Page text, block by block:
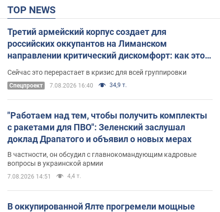
TOP NEWS
Третий армейский корпус создает для
российских оккупантов на Лиманском
направлении критический дискомфорт: как это
удалось
Сейчас это перерастает в кризис для всей группировки
Спецпроект 7.08.2026 16:40 34,9 т.
"Работаем над тем, чтобы получить комплекты
с ракетами для ПВО": Зеленский заслушал
доклад Драпатого и объявил о новых мерах
В частности, он обсудил с главнокомандующим кадровые
вопросы в украинской армии
7.08.2026 14:51 4,4 т.
В оккупированной Ялте прогремели мощные